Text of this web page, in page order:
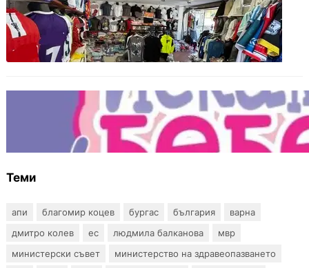
БЪЛГАРИЯ
Иззеха фалшиви стоки за близо 650 000
евро при акция във Варна и „Златни
пясъци“
Инвитро подкрепата под въпрос? „Искам
бебе“ се обяви срещу прехвърлянето на
Центъра към НЗОК
Теми
апи благомир коцев бургас българия
варна
дмитро колев
ес людмила балканова
мвр
министерски съвет
министерство на здравеопазването